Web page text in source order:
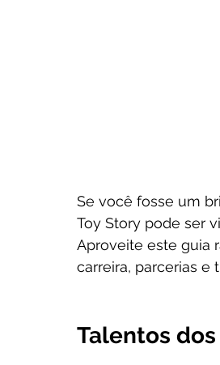
Se você fosse um
Toy Story pode ser
Aproveite este guia
carreira, parcerias e
Talentos